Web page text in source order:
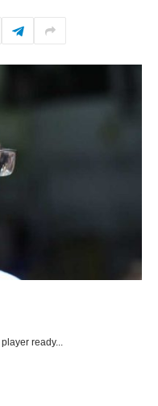
player ready...